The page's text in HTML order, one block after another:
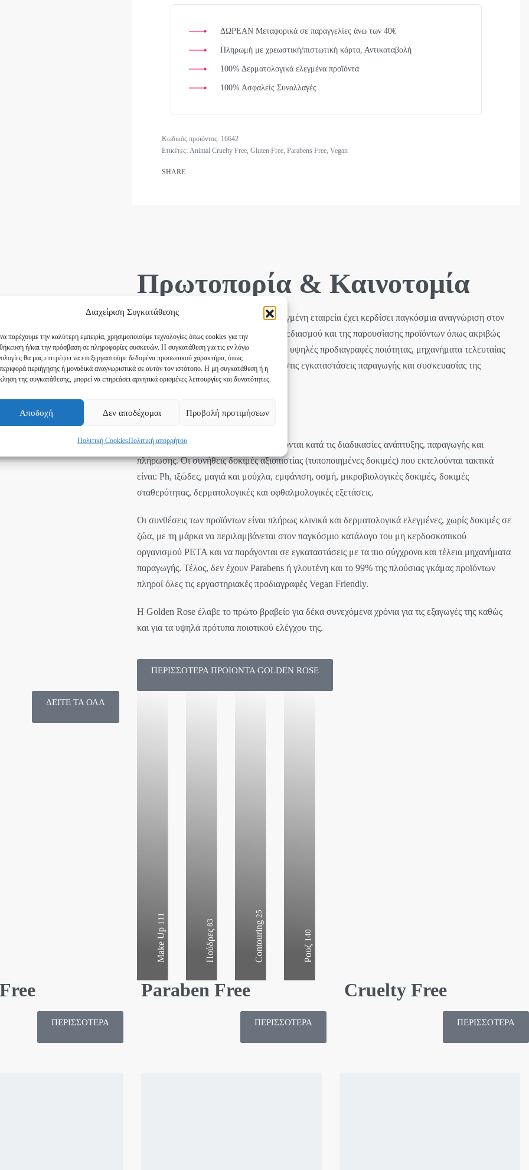
Διαχείριση Συγκατάθεσης
παρέχουμε την καλύτερη εμπειρία, χρησιμοποιούμε τεχνολογίες όπως cookies για την
ή/και την πρόσβαση σε πληροφορίες συσκευών. Η συγκατάθεση για τις εν λόγω
θα μας επιτρέψει να επεξεργαστούμε δεδομένα προσωπικού χαρακτήρα, όπως
περιήγησης ή μοναδικά αναγνωριστικά σε αυτόν τον ιστότοπο. Η μη συγκατάθεση ή η
της συγκατάθεσης, μπορεί να επηρεάσει αρνητικά ορισμένες λειτουργίες και δυνατότητες.
Αποδοχή Δεν αποδέχομαι Προβολή προτιμήσεων
Πολιτική CookiesΠολιτική απορρήτου
ΔΩΡΕΑΝ Μεταφορικά σε παραγγελίες άνω των 40€
Πληρωμή με χρεωστική/πιστωτική κάρτα, Αντικαταβολή
100% Δερματολογικά ελεγμένα προϊόντα
100% Ασφαλείς Συναλλαγές
16642
Ετικέτες: Animal Cruelty Free Gluten Free Parabens Free Vegan
SHARE
Πρωτοπορία & Καινοτομία
Αυτή η μοντέρνα και τεχνολογικά προηγμένη εταιρεία έχει κερδίσει παγκόσμια αναγνώριση στον
τομέα της ποιότητας, του αισθητικού σχεδιασμού και της παρουσίασης προϊόντων όπως ακριβώς
επιτάσσει η μόδα κάθε εποχής. Διαθέτει υψηλές προδιαγραφές ποιότητας, μηχανήματα τελευταίας
τεχνολογίας και προηγμένο εξοπλισμό στις εγκαταστάσεις παραγωγής και συσκευασίας της
Όλα τα προϊόντα Golden Rose δοκιμάζονται κατά τις διαδικασίες ανάπτυξης, παραγωγής και
πλήρωσης. Οι συνήθεις δοκιμές αξιοπιστίας (τυποποιημένες δοκιμές) που εκτελούνται τακτικά
είναι: Ph, ιξώδες, μαγιά και μούχλα, εμφάνιση, οσμή, μικροβιολογικές δοκιμές, δοκιμές
σταθερότητας, δερματολογικές και οφθαλμολογικές εξετάσεις.
Οι συνθέσεις των προϊόντων είναι πλήρως κλινικά και δερματολογικά ελεγμένες, χωρίς δοκιμές σε
ζώα, με τη μάρκα να περιλαμβάνεται στον παγκόσμιο κατάλογο του μη κερδοσκοπικού
οργανισμού PETA και να παράγονται σε εγκαταστάσεις με τα πιο σύγχρονα και τέλεια μηχανήματα
παραγωγής. Τέλος, δεν έχουν Parabens ή γλουτένη και το 99% της πλούσιας γκάμας προϊόντων
πληροί όλες τις εργαστηριακές προδιαγραφές Vegan Friendly.
Η Golden Rose έλαβε το πρώτο βραβείο για δέκα συνεχόμενα χρόνια για τις εξαγωγές της καθώς
και για τα υψηλά πρότυπα ποιοτικού ελέγχου της.
ΠΕΡΙΣΣΟΤΕΡΑ ΠΡΟΙΟΝΤΑ GOLDEN ROSE
ΔΕΙΤΕ ΤΑ ΟΛΑ
Make Up
111
Πούδρες
83 Contouring
25
Ρουζ
140
ΠΕΡΙΣΣΟΤΕΡΑ
Paraben Free
ΠΕΡΙΣΣΟΤΕΡΑ
Cruelty Free
ΠΕΡΙΣΣΟΤΕΡΑ